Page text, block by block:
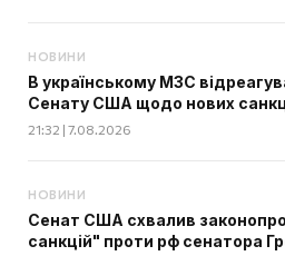
НОВИНИ
В українському МЗС
Сенату США щодо нових
21:32 | 7.08.2026
НОВИНИ
Сенат США схвалив
санкцій" проти рф сенатора